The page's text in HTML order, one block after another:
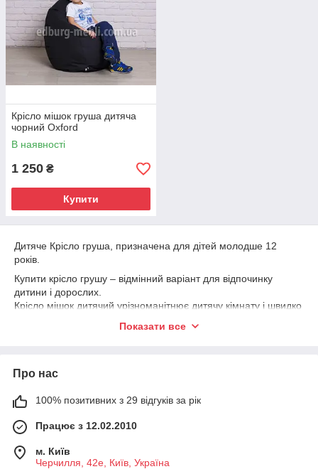
Крісло мішок груша дитяча
чорний Oxford
В наявності
1 250 ₴
Купити
Дитяче Крісло груша, призначена для дітей молодше 12
років.
Купити крісло грушу – відмінний варіант для відпочинку
дитини і дорослих.
Крісло мішок дитячий урізноманітнює дитячу кімнату і швидко
Крісло груша є безпечним і комфортним виробом для дітей.
Показати все
Про нас
100% позитивних з 29 відгуків за рік
Працює з 12.02.2010
м. Київ
Черчилля, 42е, Київ, Україна